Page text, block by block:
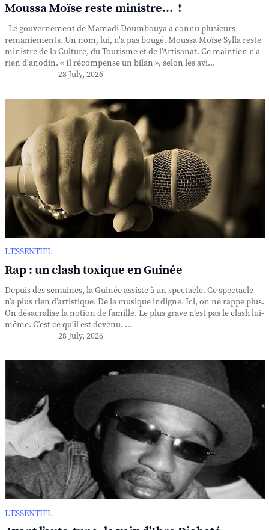
Moussa Moïse reste ministre... !
Le gouvernement de Mamadi Doumbouya a connu plusieurs
remaniements. Un nom, lui, n'a pas bougé. Moussa Moïse Sylla reste
ministre de la Culture, du Tourisme et de l'Artisanat. Ce maintien n'a
rien d'anodin. « Il récompense un bilan », selon les avi...
28 July, 2026
L’ESSENTIEL
Rap : un clash toxique en Guinée
Depuis des semaines, la Guinée assiste à un spectacle. Ce spectacle
n’a plus rien d’artistique. De la musique indigne. Ici, on ne rappe plus.
On désacralise la notion de famille. Le plus grave n’est pas le clash lui-
même. C’est ce qu’il est devenu. ...
28 July, 2026
L’ESSENTIEL